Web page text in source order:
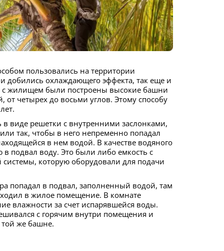
добились охлаждающего эффекта, так еще и
с жилищем были построены высокие башни
четырех до восьми углов. Этому способу
так, чтобы в него непременно попадал
в нем водой. В качестве водяного
подвал воду. Это были либо емкость с
которую оборудовали для подачи
в жилое помещение. В комнате
влажности за счет испарявшейся воды.
с горячим внутри помещения и
той же башне.